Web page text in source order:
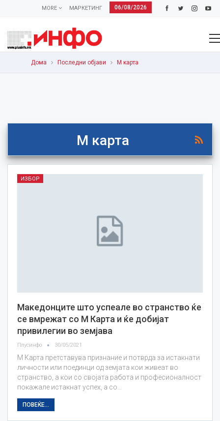
06/08/2026
МАРКЕТИНГ
MORE
Дома Последни објави М карта
М карта
ИЗБОР
Македонците што успеале во странство ќе
се вмрежат со М Карта и ќе добијат
привилегии во земјава
Плусинфо 30/05/2021
М Карта претставува признание и потврда за истакнати
личности или поединци од земјата кои живеат во
странство, а кои со својата работа и професионалност
покажале истакнат успех, а со…
ПОВЕЌЕ...